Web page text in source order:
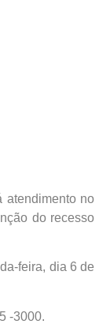
atendimento no
do recesso
feira, dia 6 de
-3000.